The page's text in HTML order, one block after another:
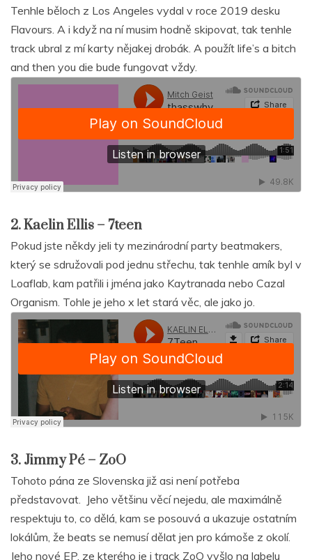
Tenhle běloch z Los Angeles vydal v roce 2019 desku
Flavours. A i když na ní musim hodně skipovat, tak tenhle
track ubral z mí karty nějakej drobák. A použít life’s a bitch
and then you die bude fungovat vždy.
2. Kaelin Ellis – 7teen
Pokud jste někdy jeli ty mezinárodní party beatmakers,
který se sdružovali pod jednu střechu, tak tenhle amík byl v
Loaflab, kam patřili i jména jako Kaytranada nebo Cazal
Organism. Tohle je jeho x let stará věc, ale jako jo.
3. Jimmy Pé – ZoO
Tohoto pána ze Slovenska již asi není potřeba
představovat. Jeho většinu věcí nejedu, ale maximálně
respektuju to, co dělá, kam se posouvá a ukazuje ostatním
lokálům, že beats se nemusí dělat jen pro kámoše z okolí.
Jeho nové EP, ze kterého je i track ZoO vyšlo na labelu